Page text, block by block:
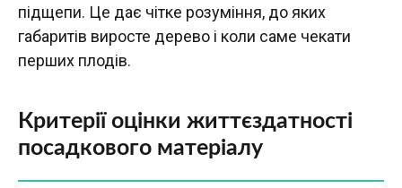
підщепи. Це дає чітке розуміння, до яких
габаритів виросте дерево і коли саме чекати
перших плодів.
Критерії оцінки життєздатності
посадкового матеріалу